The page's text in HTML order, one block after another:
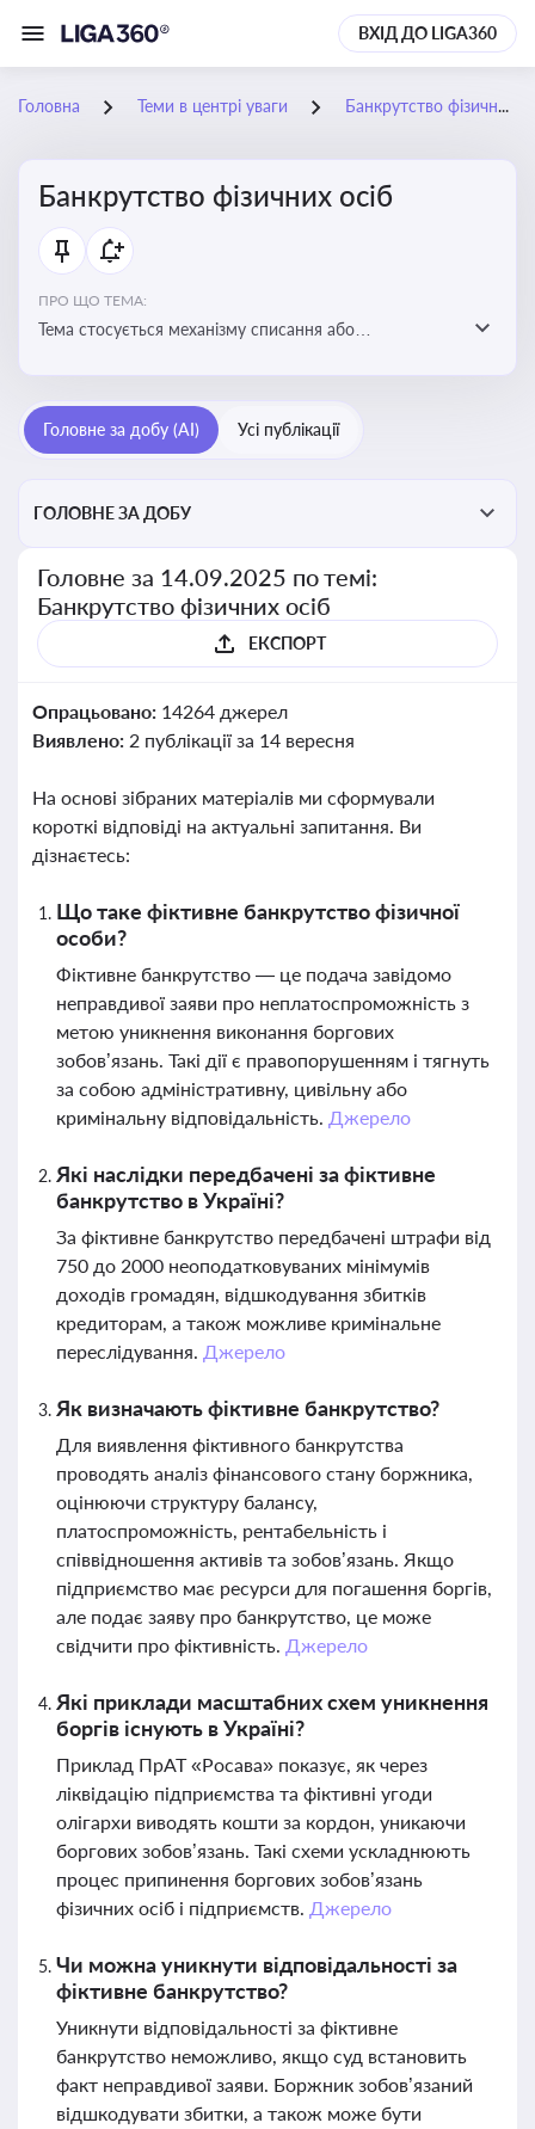
ВХІД ДО LIGA360
Головна Теми в центрі уваги Банкрутство фізичних осіб
Банкрутство фізичних осіб
ПРО ЩО ТЕМА:
Тема стосується механізму списання або
права як боржника, так і кредиторів
Головне за добу (AI) Усі публікації
ГОЛОВНЕ ЗА ДОБУ
Головне за 14.09.2025 по темі:
Банкрутство фізичних осіб
ЕКСПОРТ
Опрацьовано: 14264 джерел
Виявлено: 2 публікації за 14 вересня
На основі зібраних матеріалів ми сформували
короткі відповіді на актуальні запитання. Ви
дізнаєтесь:
Що таке фіктивне банкрутство фізичної
особи?
Фіктивне банкрутство — це подача завідомо
неправдивої заяви про неплатоспроможність з
метою уникнення виконання боргових
зобов’язань. Такі дії є правопорушенням і тягнуть
за собою адміністративну, цивільну або
кримінальну відповідальність. Джерело
Які наслідки передбачені за фіктивне
банкрутство в Україні?
За фіктивне банкрутство передбачені штрафи від
750 до 2000 неоподатковуваних мінімумів
доходів громадян, відшкодування збитків
кредиторам, а також можливе кримінальне
переслідування. Джерело
Як визначають фіктивне банкрутство?
Для виявлення фіктивного банкрутства
проводять аналіз фінансового стану боржника,
оцінюючи структуру балансу,
платоспроможність, рентабельність і
співвідношення активів та зобов’язань. Якщо
підприємство має ресурси для погашення боргів,
але подає заяву про банкрутство, це може
свідчити про фіктивність. Джерело
Які приклади масштабних схем уникнення
боргів існують в Україні?
Приклад ПрАТ «Росава» показує, як через
ліквідацію підприємства та фіктивні угоди
олігархи виводять кошти за кордон, уникаючи
боргових зобов’язань. Такі схеми ускладнюють
процес припинення боргових зобов’язань
фізичних осіб і підприємств. Джерело
Чи можна уникнути відповідальності за
фіктивне банкрутство?
Уникнути відповідальності за фіктивне
банкрутство неможливо, якщо суд встановить
факт неправдивої заяви. Боржник зобов’язаний
відшкодувати збитки, а також може бути